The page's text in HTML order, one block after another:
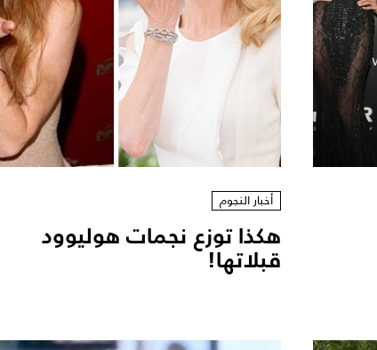
أخبار النجوم
هكذا توزع نجمات هوليوود
قبلاتها!